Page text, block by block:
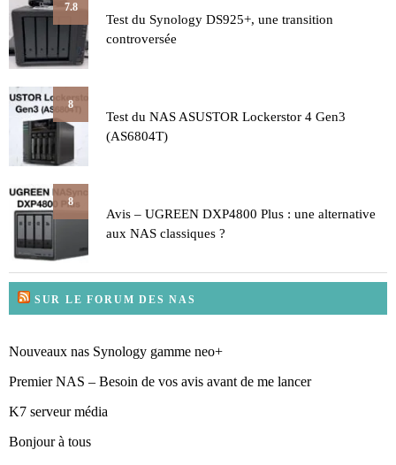
7.8
Test du Synology DS925+, une transition
controversée
8
Test du NAS ASUSTOR Lockerstor 4 Gen3
(AS6804T)
8
Avis – UGREEN DXP4800 Plus : une alternative
aux NAS classiques ?
SUR LE FORUM DES NAS
Nouveaux nas Synology gamme neo+
Premier NAS – Besoin de vos avis avant de me lancer
K7 serveur média
Bonjour à tous